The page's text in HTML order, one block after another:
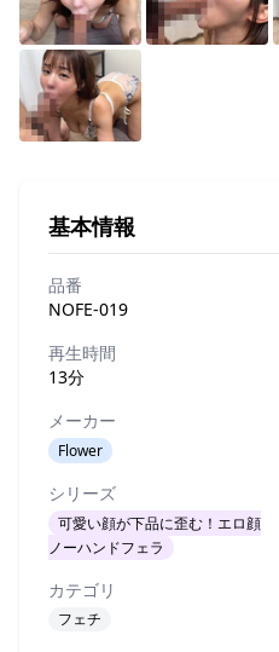
基本情報
品番
NOFE-019
再生時間
13分
メーカー
Flower
シリーズ
可愛い顔が下品に歪む！エロ顔
ノーハンドフェラ
カテゴリ
フェチ